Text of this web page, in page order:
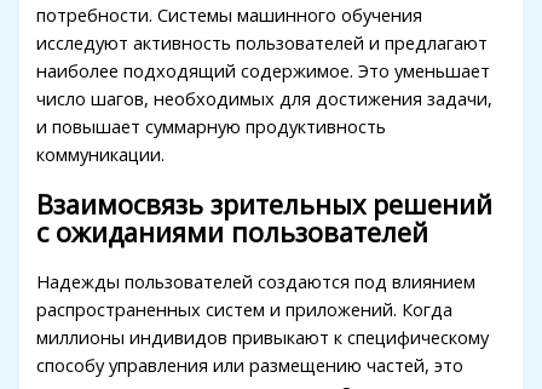
потребности. Системы машинного обучения
исследуют активность пользователей и предлагают
наиболее подходящий содержимое. Это уменьшает
число шагов, необходимых для достижения задачи,
и повышает суммарную продуктивность
коммуникации.
Взаимосвязь зрительных решений
с ожиданиями пользователей
Надежды пользователей создаются под влиянием
распространенных систем и приложений. Когда
миллионы индивидов привыкают к специфическому
способу управления или размещению частей, это